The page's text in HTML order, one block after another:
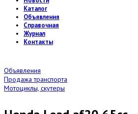
Каталог
Объявления
Справочная
Журнал
Контакты
Объявления
Продажа транспорта
Мотоциклы, скутеры